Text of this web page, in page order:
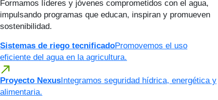
Formamos líderes y jóvenes comprometidos con el agua,
impulsando programas que educan, inspiran y promueven
sostenibilidad.
Sistemas de riego tecnificadoPromovemos el uso
eficiente del agua en la agricultura.
Proyecto NexusIntegramos seguridad hídrica, energética y
alimentaria.